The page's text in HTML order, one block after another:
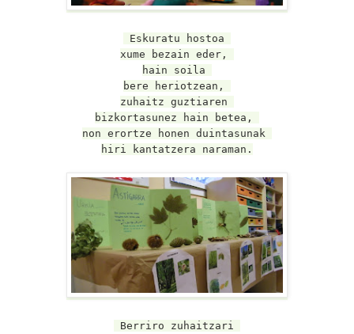
Eskuratu hostoa
xume bezain eder,
hain soila
bere heriotzean,
zuhaitz guztiaren
bizkortasunez hain betea,
non erortze honen duintasunak
hiri kantatzera naraman.
Berriro zuhaitzari